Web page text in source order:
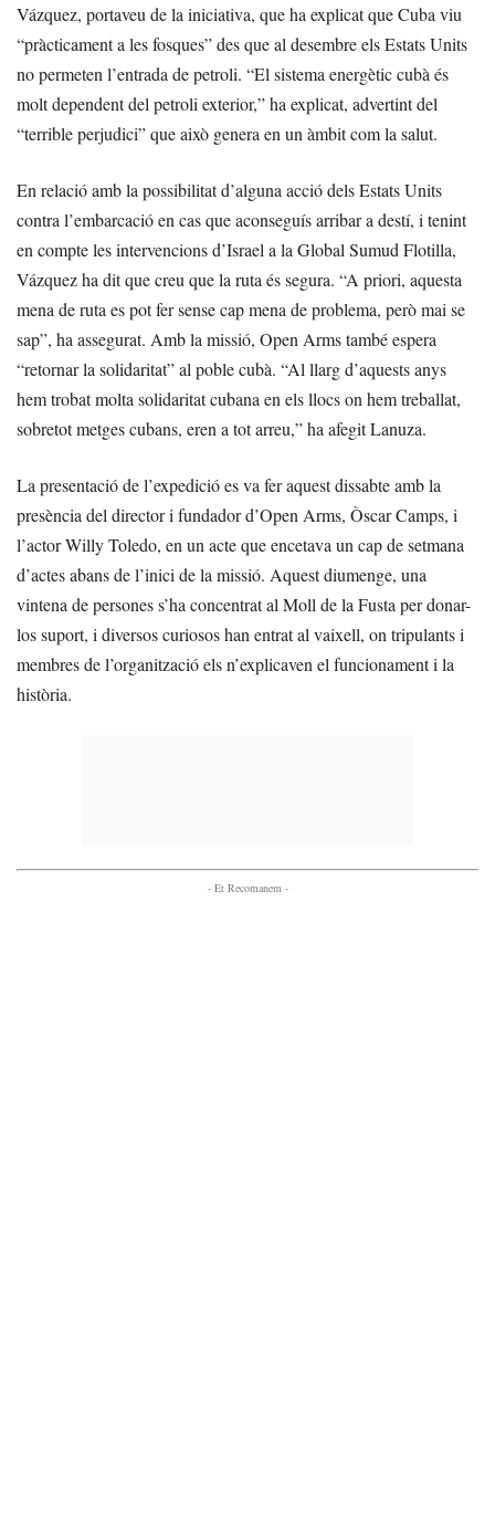
Vázquez, portaveu de la iniciativa, que ha explicat que Cuba viu
“pràcticament a les fosques” des que al desembre els Estats Units
no permeten l’entrada de petroli. “El sistema energètic cubà és
molt dependent del petroli exterior,” ha explicat, advertint del
“terrible perjudici” que això genera en un àmbit com la salut.
En relació amb la possibilitat d’alguna acció dels Estats Units
contra l’embarcació en cas que aconseguís arribar a destí, i tenint
en compte les intervencions d’Israel a la Global Sumud Flotilla,
Vázquez ha dit que creu que la ruta és segura. “A priori, aquesta
mena de ruta es pot fer sense cap mena de problema, però mai se
sap”, ha assegurat. Amb la missió, Open Arms també espera
“retornar la solidaritat” al poble cubà. “Al llarg d’aquests anys
hem trobat molta solidaritat cubana en els llocs on hem treballat,
sobretot metges cubans, eren a tot arreu,” ha afegit Lanuza.
La presentació de l’expedició es va fer aquest dissabte amb la
presència del director i fundador d’Open Arms, Òscar Camps, i
l’actor Willy Toledo, en un acte que encetava un cap de setmana
d’actes abans de l’inici de la missió. Aquest diumenge, una
vintena de persones s’ha concentrat al Moll de la Fusta per donar-
los suport, i diversos curiosos han entrat al vaixell, on tripulants i
membres de l’organització els n’explicaven el funcionament i la
història.
- Et Recomanem -